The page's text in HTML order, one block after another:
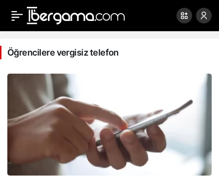
Öğrencilere
vergisiz
telefon
Haberleri
Öğrencilere vergisiz telefon